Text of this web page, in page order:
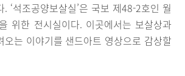
‘석조공양보살실’은 국보 제48-2호인 월
위한 전시실이다. 이곳에서는 보살상과
오는 이야기를 샌드아트 영상으로 감상할